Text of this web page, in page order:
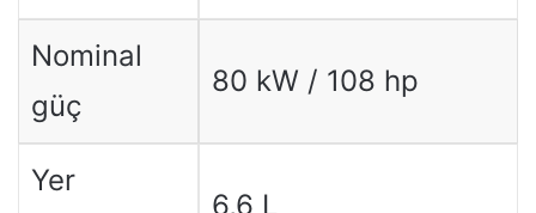
Nominal
güç
80 kW / 108 hp
Yer
6,6 L